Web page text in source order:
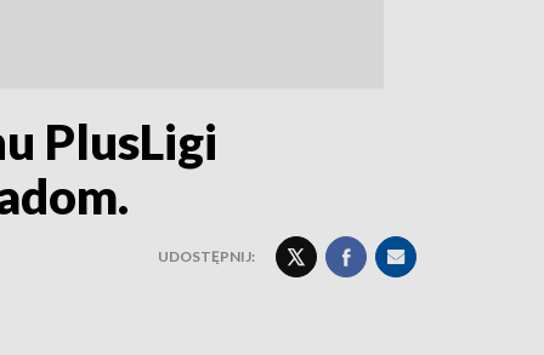
PlusLigi
UDOSTĘPNIJ: